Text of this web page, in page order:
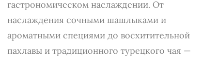
гастрономическом наслаждении. От
наслаждения сочными шашлыками и
ароматными специями до восхитительной
пахлавы и традиционного турецкого чая —